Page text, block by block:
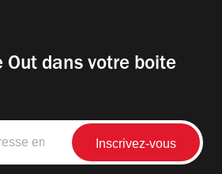
Out dans votre boite